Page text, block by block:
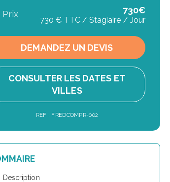
Prix 730€
730 € TTC / Stagiaire / Jour
DEMANDEZ UN DEVIS
CONSULTER LES DATES ET
VILLES
REF : FREDCOMPR-002
Description